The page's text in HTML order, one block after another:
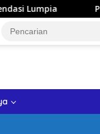
Panduan Wisata